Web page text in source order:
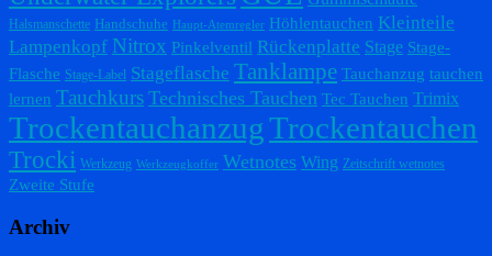
Halsmanschette Handschuhe Haupt-Atemregler Höhlentauchen Kleinteile
Lampenkopf Nitrox Pinkelventil Rückenplatte Stage Stage-
Flasche Stage-Label Stageflasche Tanklampe Tauchanzug tauchen
lernen Tauchkurs Technisches Tauchen Tec Tauchen Trimix
TrockentauchanzugTrockentauchen
Trocki Werkzeug Werkzeugkoffer Wetnotes Wing Zeitschrift wetnotes
Zweite Stufe
Archiv